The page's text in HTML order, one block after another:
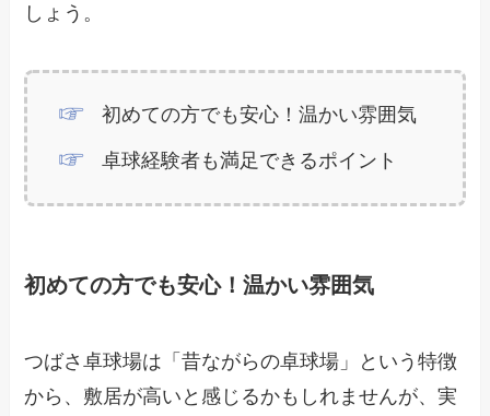
しょう。
初めての方でも安心！温かい雰囲気
卓球経験者も満足できるポイント
初めての方でも安心！温かい雰囲気
つばさ卓球場は「昔ながらの卓球場」という特徴
から、敷居が高いと感じるかもしれませんが、実